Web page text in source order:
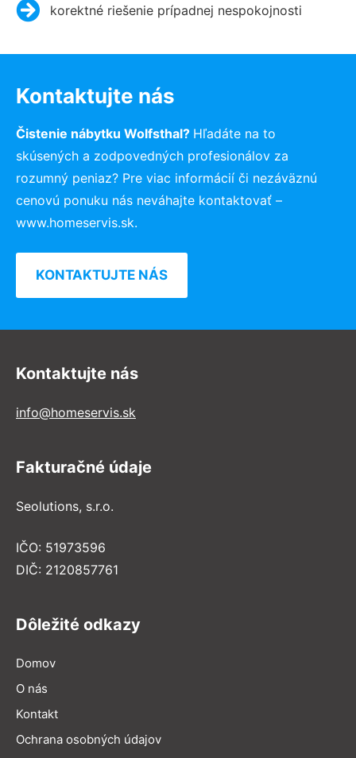
korektné riešenie prípadnej nespokojnosti
Kontaktujte nás
Čistenie nábytku Wolfsthal? Hľadáte na to
skúsených a zodpovedných profesionálov za
rozumný peniaz? Pre viac informácií či nezáväznú
cenovú ponuku nás neváhajte kontaktovať –
www.homeservis.sk.
KONTAKTUJTE NÁS
Kontaktujte nás
info@homeservis.sk
Fakturačné údaje
Seolutions, s.r.o.
IČO: 51973596
DIČ: 2120857761
Dôležité odkazy
Domov
O nás
Kontakt
Ochrana osobných údajov